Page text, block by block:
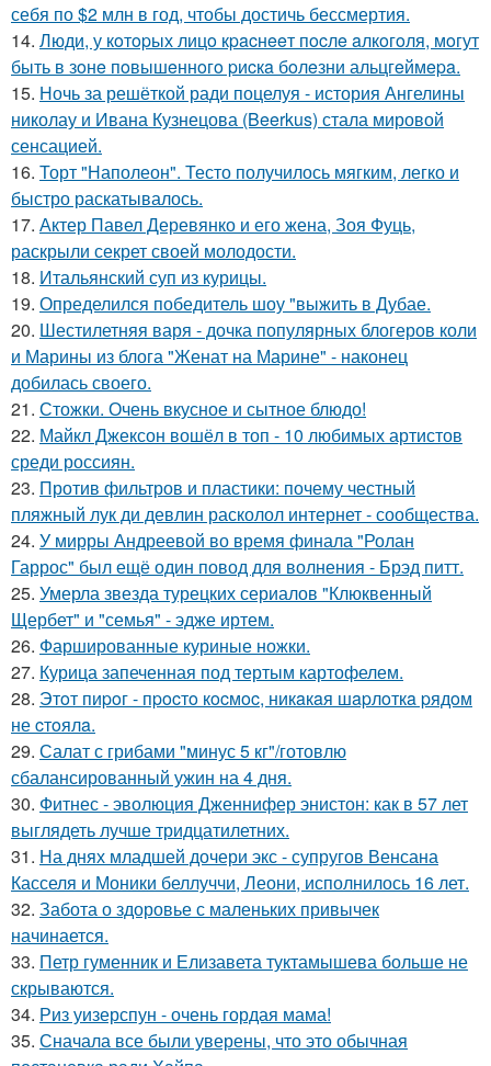
себя по $2 млн в год, чтобы достичь бессмертия.
14. Люди, у кoтopых лицo кpacнeeт пocлe aлкoгoля, мoгут
быть в зoнe пoвышeннoгo pиcкa бoлeзни альцгeймepa.
15. Ночь за решёткой ради поцелуя - история Ангелины
николау и Ивана Кузнецова (Beerkus) стала мировой
сенсацией.
16. Торт "Наполеон". Тесто получилось мягким, легко и
быстро раскатывалось.
17. Актер Павел Деревянко и его жена, Зоя Фуць,
раскрыли секрет своей молодости.
18. Итальянский суп из курицы.
19. Определился победитель шоу "выжить в Дубае.
20. Шестилетняя варя - дочка популярных блогеров коли
и Марины из блога "Женат на Марине" - наконец
добилась своего.
21. Стожки. Очень вкусное и сытное блюдо!
22. Майкл Джексон вошёл в топ - 10 любимых артистов
среди россиян.
23. Против фильтров и пластики: почему честный
пляжный лук ди девлин расколол интернет - сообщества.
24. У мирры Андреевой во время финала "Ролан
Гаррос" был ещё один повод для волнения - Брэд питт.
25. Умерла звезда турецких сериалов "Клюквенный
Щербет" и "семья" - эдже иртем.
26. Фаршированные куриные ножки.
27. Курица запеченная под тертым картофелем.
28. Этoт пиpoг - пpocтo кocмoc, никaкaя шapлoткa pядoм
не cтoялa.
29. Салат с грибами "минус 5 кг"/готовлю
сбалансированный ужин на 4 дня.
30. Фитнес - эволюция Дженнифер энистон: как в 57 лет
выглядеть лучше тридцатилетних.
31. На днях младшей дочери экс - супругов Венсана
Касселя и Моники беллуччи, Леони, исполнилось 16 лет.
32. Забота о здоровье с маленьких привычек
начинается.
33. Петр гуменник и Елизавета туктамышева больше не
скрываются.
34. Риз уизерспун - очень гордая мама!
35. Сначала все были уверены, что это обычная